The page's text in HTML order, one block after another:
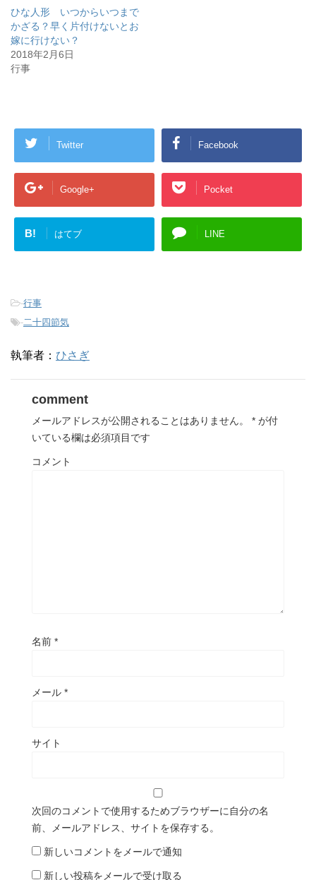
ひな人形 いつからいつまで
かざる？早く片付けないとお
嫁に行けない？
2018年2月6日
行事
Twitter Facebook
Google+ Pocket
B! はてブ LINE
-行事
-二十四節気
執筆者： ひさぎ
comment
メールアドレスが公開されることはありません。 * が付
いている欄は必須項目です
コメント
名前 *
メール *
サイト
次回のコメントで使用するためブラウザーに自分の名
前、メールアドレス、サイトを保存する。
新しいコメントをメールで通知
新しい投稿をメールで受け取る